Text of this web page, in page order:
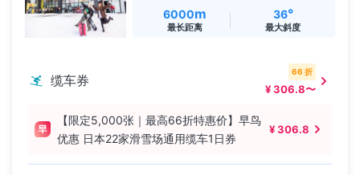
6000m
最长距离
36°
最大斜度
缆车券
66 折
¥ 306.8〜
【限定5,000张｜最高66折特惠价】早鸟
优惠 日本22家滑雪场通用缆车1日券
¥ 306.8